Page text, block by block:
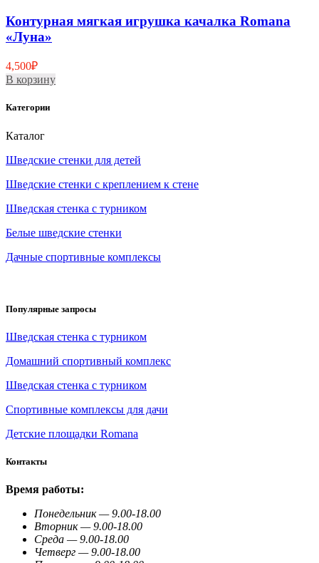
Контурная мягкая игрушка качалка Romana
«Луна»
4,500₽
В корзину
Категории
Каталог
Шведские стенки для детей
Шведские стенки с креплением к стене
Шведская стенка с турником
Белые шведские стенки
Дачные спортивные комплексы
Популярные запросы
Шведская стенка с турником
Домашний спортивный комплекс
Шведская стенка с турником
Спортивные комплексы для дачи
Детские площадки Romana
Контакты
Время работы:
Понедельник — 9.00-18.00
Вторник — 9.00-18.00
Среда — 9.00-18.00
Четверг — 9.00-18.00